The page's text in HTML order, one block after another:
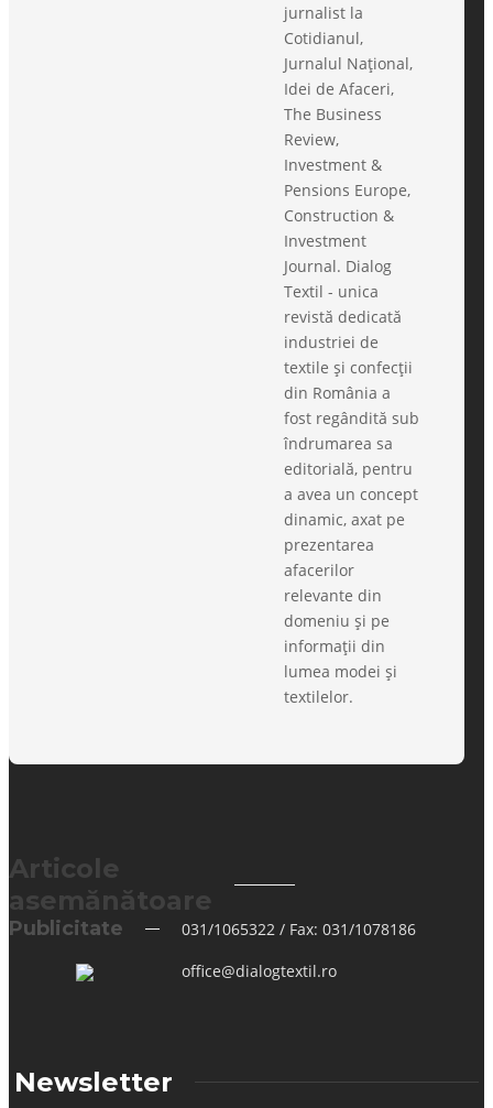
jurnalist la
Cotidianul,
Jurnalul Național,
Idei de Afaceri,
The Business
Review,
Investment &
Pensions Europe,
Construction &
Investment
Journal. Dialog
Textil - unica
revistă dedicată
industriei de
textile și confecții
din România a
fost regândită sub
îndrumarea sa
editorială, pentru
a avea un concept
dinamic, axat pe
prezentarea
afacerilor
relevante din
domeniu și pe
informații din
lumea modei și
textilelor.
Articole
asemănătoare
Publicitate
031/1065322 / Fax: 031/1078186
office@dialogtextil.ro
Newsletter